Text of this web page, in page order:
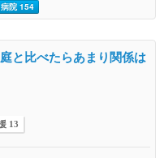
病院 154
と比べたらあまり関係は
13